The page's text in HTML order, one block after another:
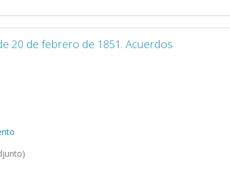
20 de febrero de 1851. Acuerdos